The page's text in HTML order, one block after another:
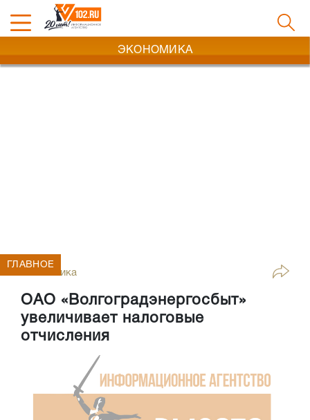
ЭКОНОМИКА
Экономика
ОАО «Волгоградэнергосбыт»
увеличивает налоговые
отчисления
ГЛАВНОЕ